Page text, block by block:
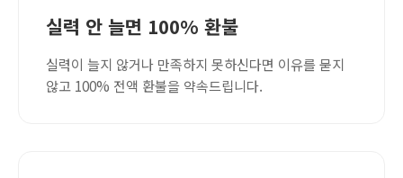
실력 안 늘면 100% 환불
실력이 늘지 않거나 만족하지 못하신다면 이유를 묻지
않고 100% 전액 환불을 약속드립니다.